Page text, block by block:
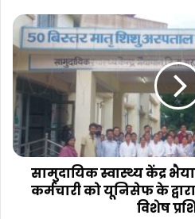
भी
ग्रामीणों
के
घर
उजाड़े
जा
रहे,
जनप्रतिनिधि
मौन
सामुदायिक
स्वास्थ्य
केंद्र
भैयाथान
मे
पदस्थ
अधिकारी
कर्मचारी
को
यूनिसेफ
सामुदायिक स्वास्थ्य केंद्र
कर्मचारी को यूनिसेफ के
विशेष